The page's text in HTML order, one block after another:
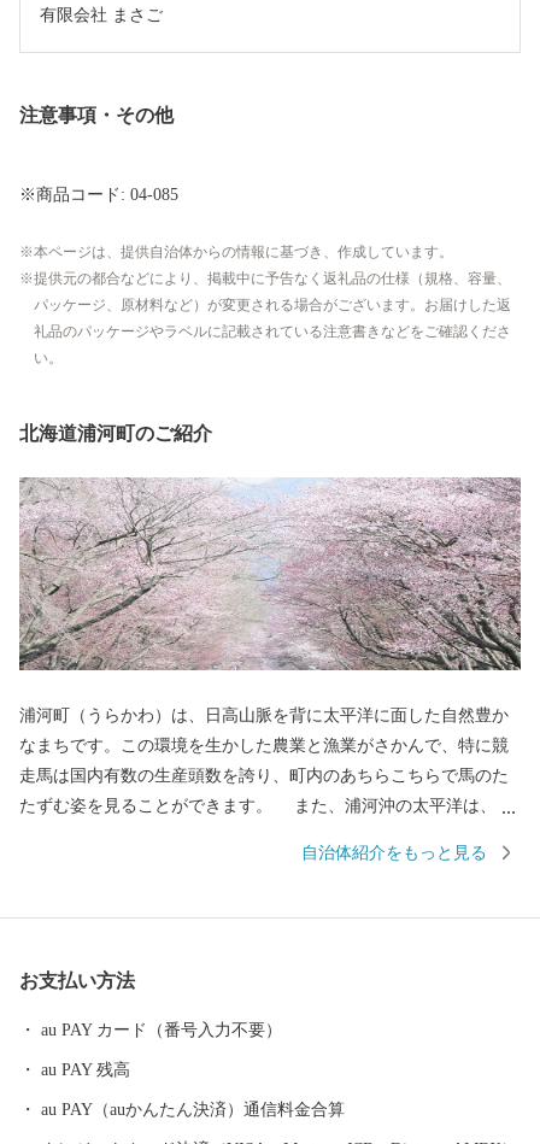
有限会社 まさご
注意事項・その他
※商品コード: 04-085
本ページは、提供自治体からの情報に基づき、作成しています。
提供元の都合などにより、掲載中に予告なく返礼品の仕様（規格、容量、
パッケージ、原材料など）が変更される場合がございます。お届けした返
礼品のパッケージやラベルに記載されている注意書きなどをご確認くださ
い。
北海道浦河町のご紹介
浦河町（うらかわ）は、日高山脈を背に太平洋に面した自然豊か
なまちです。この環境を生かした農業と漁業がさかんで、特に競
走馬は国内有数の生産頭数を誇り、町内のあちらこちらで馬のた
たずむ姿を見ることができます。 また、浦河沖の太平洋は、魚
力を入れ、町内の乗馬施設では、子どもからお年寄りまで、さら
力にふれていただければ幸いです。
自治体紹介をもっと見る
お支払い方法
au PAY カード（番号入力不要）
au PAY 残高
au PAY（auかんたん決済）通信料金合算